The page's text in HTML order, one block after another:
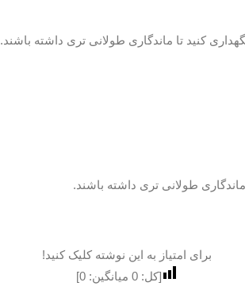
کنید تا ماندگاری طولانی تری داشته باشند.
طولانی تری داشته باشند.
برای امتیاز به این نوشته کلیک کنید!
[کل: 0 میانگین: 0
]